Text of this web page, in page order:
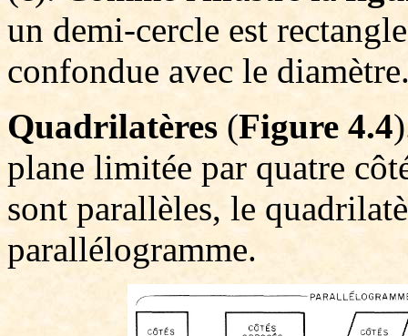
un demi-cercle est
confondue avec le
Quadrilatères (Figure 4.4
plane limitée par quatre
sont parallèles, le
parallélogramme.